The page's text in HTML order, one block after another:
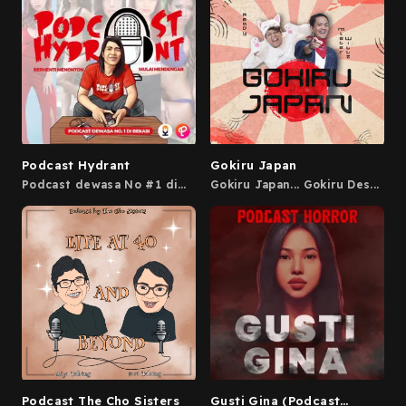
Instagram
@ceritamalamini.cmi jika
kalian ingin ikut bercerita.
Podcast Hydrant
Podcast dewasa No #1 di
acast.com/privacy for more
information.
Gokiru Japan
Gokiru Japan... Gokiru Des...
Podcast The Cho Sisters
Gusti Gina (Podcast